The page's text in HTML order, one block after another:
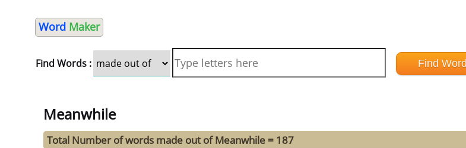
Word Maker
Find Words :
Meanwhile
Total Number of words made out of Meanwhile = 187